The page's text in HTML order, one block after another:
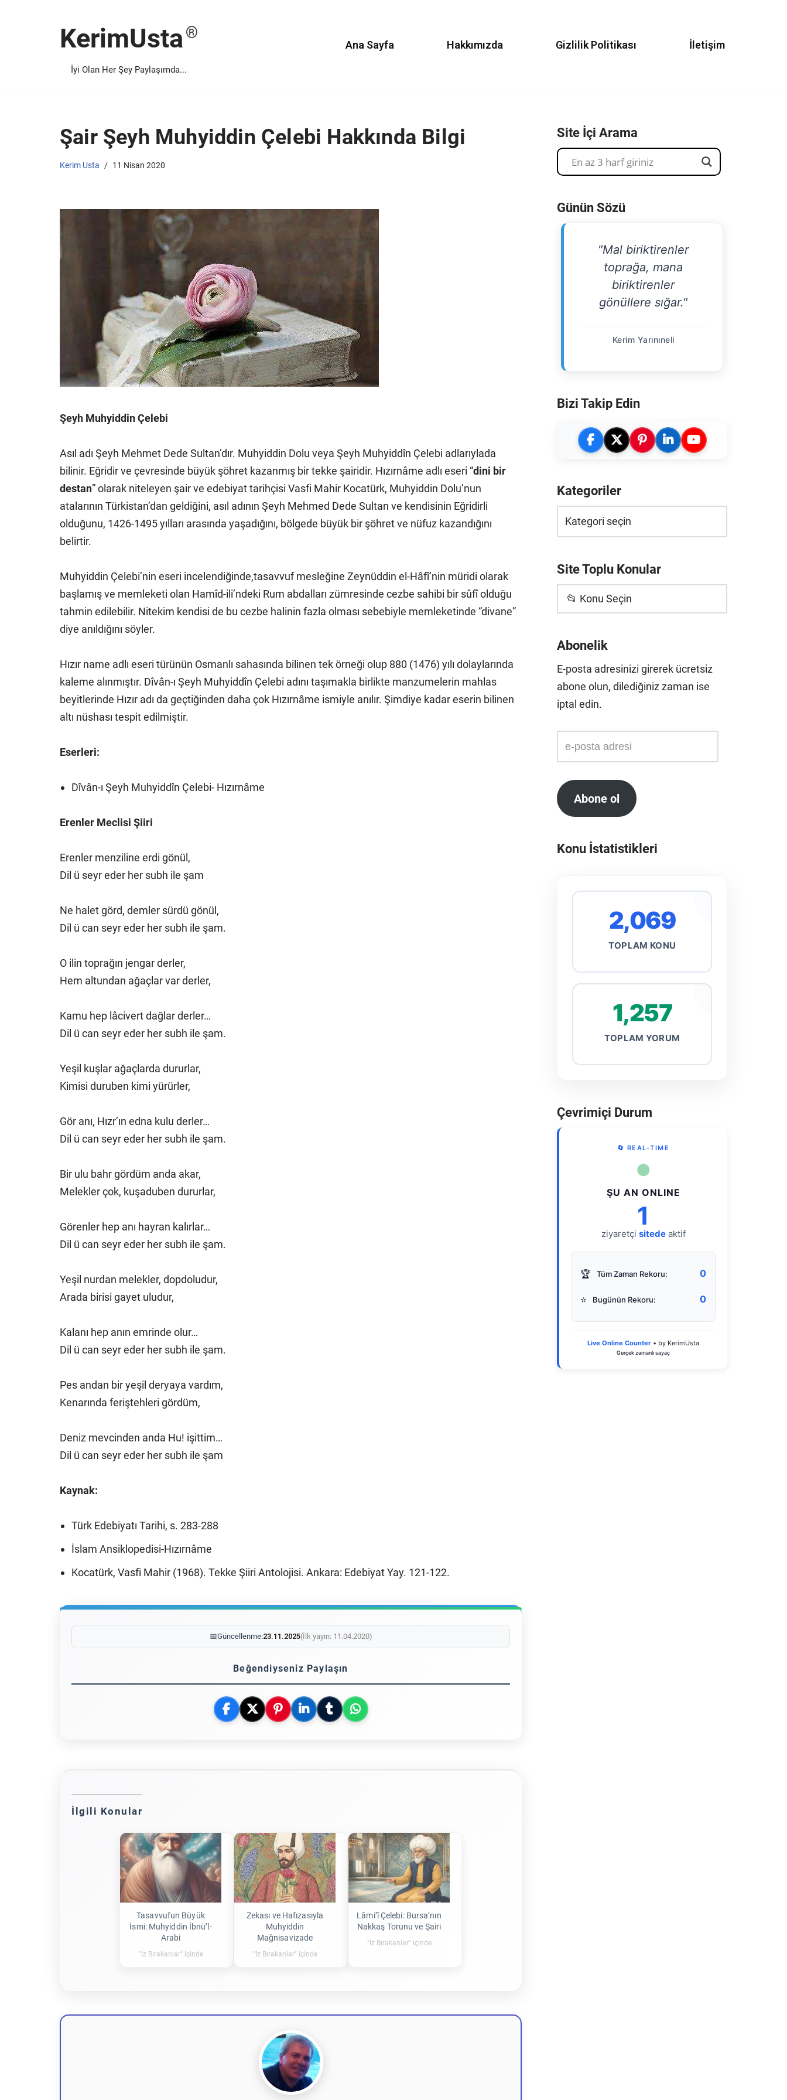
KerimUsta
İyi Olan Her Şey Paylaşımda...
Ana Sayfa Hakkımızda Gizlilik Politikası İletişim
Şair Şeyh Muhyiddin Çelebi Hakkında Bilgi
Kerim Usta 11 Nisan 2020
Şeyh Muhyiddin Çelebi
Asıl adı Şeyh Mehmet Dede Sultan’dır. Muhyiddin Dolu veya Şeyh Muhyiddîn Çelebi adlarıylada
bilinir. Eğridir ve çevresinde büyük şöhret kazanmış bir tekke şairidir. Hızırnâme adlı eseri “dini bir
destan” olarak niteleyen şair ve edebiyat tarihçisi Vasfi Mahir Kocatürk, Muhyiddin Dolu’nun
atalarının Türkistan’dan geldiğini, asıl adının Şeyh Mehmed Dede Sultan ve kendisinin Eğridirli
olduğunu, 1426-1495 yılları arasında yaşadığını, bölgede büyük bir şöhret ve nüfuz kazandığını
belirtir.
Muhyiddin Çelebi’nin eseri incelendiğinde,tasavvuf mesleğine Zeynüddin el-Hâfî’nin müridi olarak
başlamış ve memleketi olan Hamîd-ili’ndeki Rum abdalları zümresinde cezbe sahibi bir sûfî olduğu
tahmin edilebilir. Nitekim kendisi de bu cezbe halinin fazla olması sebebiyle memleketinde “divane”
diye anıldığını söyler.
Hızır name adlı eseri türünün Osmanlı sahasında bilinen tek örneği olup 880 (1476) yılı dolaylarında
kaleme alınmıştır. Dîvân-ı Şeyh Muhyiddîn Çelebi adını taşımakla birlikte manzumelerin mahlas
beyitlerinde Hızır adı da geçtiğinden daha çok Hızırnâme ismiyle anılır. Şimdiye kadar eserin bilinen
altı nüshası tespit edilmiştir.
Eserleri:
Dîvân-ı Şeyh Muhyiddîn Çelebi- Hızırnâme
Erenler Meclisi Şiiri
Erenler menziline erdi gönül,
Dil ü seyr eder her subh ile şam
Ne halet görd, demler sürdü gönül,
Dil ü can seyr eder her subh ile şam.
O ilin toprağın jengar derler,
Hem altundan ağaçlar var derler,
Kamu hep lâcivert dağlar derler…
Dil ü can seyr eder her subh ile şam.
Yeşil kuşlar ağaçlarda dururlar,
Kimisi duruben kimi yürürler,
Gör anı, Hızr’ın edna kulu derler…
Dil ü can seyr eder her subh ile şam.
Bir ulu bahr gördüm anda akar,
Melekler çok, kuşaduben dururlar,
Görenler hep anı hayran kalırlar…
Dil ü can seyr eder her subh ile şam.
Yeşil nurdan melekler, dopdoludur,
Arada birisi gayet uludur,
Kalanı hep anın emrinde olur…
Dil ü can seyr eder her subh ile şam.
Pes andan bir yeşil deryaya vardım,
Kenarında feriştehleri gördüm,
Deniz mevcinden anda Hu! işittim…
Dil ü can seyr eder her subh ile şam
Kaynak:
Türk Edebiyatı Tarihi, s. 283-288
İslam Ansiklopedisi-Hızırnâme
Kocatürk, Vasfi Mahir (1968). Tekke Şiiri Antolojisi. Ankara: Edebiyat Yay. 121-122.
📅Güncellenme:23.11.2025(İlk yayın: 11.04.2020)
Beğendiyseniz Paylaşın
İlgili Konular
Tasavvufun Büyük
İsmi: Muhyiddin İbnü’l-
Arabi
"İz Bırakanlar" içinde
Zekası ve Hafızasıyla
Muhyiddin
Mağnisavizade
"İz Bırakanlar" içinde
Lâmi’î Çelebi: Bursa’nın
Nakkaş Torunu ve Şairi
"İz Bırakanlar" içinde
Site İçi Arama
Günün Sözü
"Mal biriktirenler
toprağa, mana
biriktirenler
gönüllere sığar."
Kerim Yarınıneli
Bizi Takip Edin
Kategoriler
Site Toplu Konular
📂 Konu Seçin
Abonelik
E-posta adresinizi girerek ücretsiz
abone olun, dilediğiniz zaman ise
iptal edin.
Abone ol
Konu İstatistikleri
2,069
TOPLAM KONU
1,257
TOPLAM YORUM
Çevrimiçi Durum
🔄 REAL-TIME
●
ŞU AN ONLINE
1
ziyaretçi sitedeaktif
🏆 Tüm Zaman Rekoru: 0
⭐ Bugünün Rekoru: 0
Live Online Counter • by KerimUsta
Gerçek zamanlı sayaç